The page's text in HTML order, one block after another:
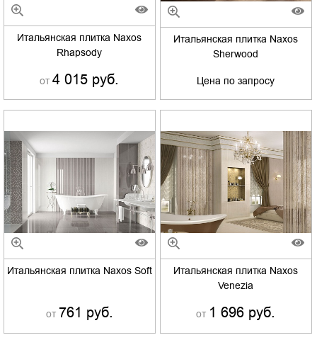
Итальянская плитка Naxos
Rhapsody
от 4 015 руб.
Итальянская плитка Naxos
Sherwood
Цена по запросу
Итальянская плитка Naxos Soft
от 761 руб.
Итальянская плитка Naxos
Venezia
от 1 696 руб.